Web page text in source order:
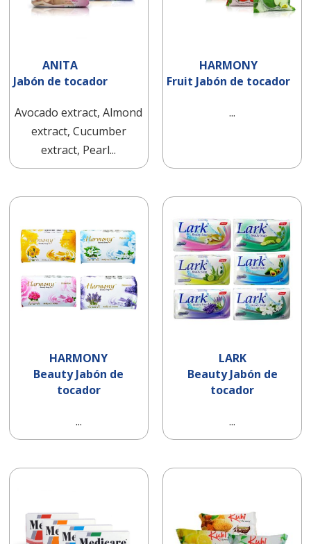
ANITA
Jabón de tocador
Avocado extract, Almond
extract, Cucumber
extract, Pearl...
HARMONY
Fruit Jabón de tocador
...
HARMONY
Beauty Jabón de
tocador
...
LARK
Beauty Jabón de
tocador
...